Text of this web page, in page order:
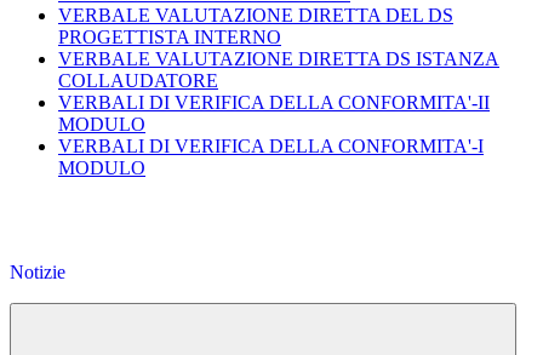
VERBALE VALUTAZIONE DIRETTA DEL DS
PROGETTISTA INTERNO
VERBALE VALUTAZIONE DIRETTA DS ISTANZA
COLLAUDATORE
VERBALI DI VERIFICA DELLA CONFORMITA'-II
MODULO
VERBALI DI VERIFICA DELLA CONFORMITA'-I
MODULO
Notizie